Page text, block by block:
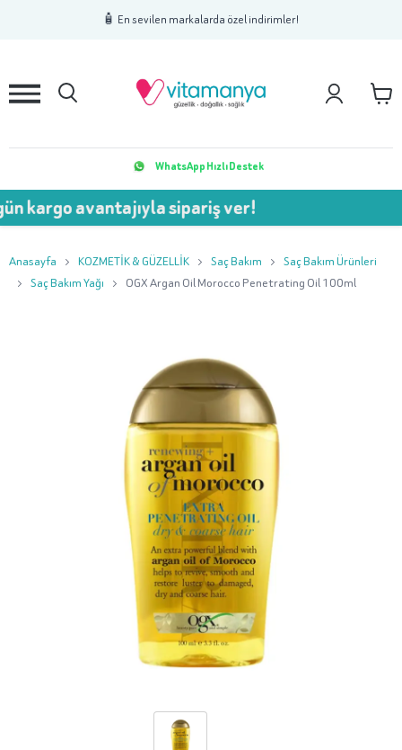
🧴 En sevilen markalarda özel indirimler!
2 3
WhatsApp Hızlı Destek
avantajıyla sipariş ver!
Anasayfa KOZMETİK & GÜZELLİK Saç Bakım
Saç Bakım Ürünleri
Saç Bakım Yağı
OGX Argan Oil Morocco Penetrating Oil 100ml